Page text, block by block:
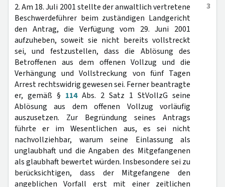
3
2. Am 18. Juli 2001 stellte der anwaltlich vertretene
Beschwerdeführer beim zuständigen Landgericht
den Antrag, die Verfügung vom 29. Juni 2001
aufzuheben, soweit sie nicht bereits vollstreckt
sei, und festzustellen, dass die Ablösung des
Betroffenen aus dem offenen Vollzug und die
Verhängung und Vollstreckung von fünf Tagen
Arrest rechtswidrig gewesen sei. Ferner beantragte
er, gemäß § 114Abs. 2 Satz 1 StVollzG seine
Ablösung aus dem offenen Vollzug vorläufig
auszusetzen. Zur Begründung seines Antrags
führte er im Wesentlichen aus, es sei nicht
nachvollziehbar, warum seine Einlassung als
unglaubhaft und die Angaben des Mitgefangenen
als glaubhaft bewertet würden. Insbesondere sei zu
berücksichtigen, dass der Mitgefangene den
angeblichen Vorfall erst mit einer zeitlichen